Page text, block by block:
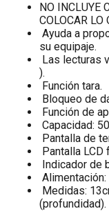
NO INCLUYE
COLOCAR LO
Ayuda a
su equipaje.
Las lecturas
).
Función tara.
Bloqueo de
Función de
Capacidad:
Pantalla de
Pantalla
Indicador de
Medidas:
(profundidad).